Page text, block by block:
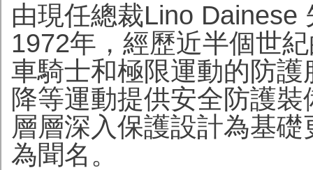
由現任總裁Lino Dainese
1972年，經歷近半個世
車騎士和極限運動的防
降等運動提供安全防護
層層深入保護設計為基
為聞名。